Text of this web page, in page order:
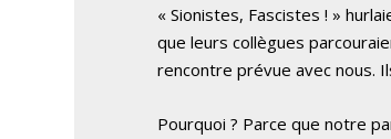
« Sionistes, Fascistes ! »
que leurs collègues
rencontre prévue avec nous.
Pourquoi ? Parce que notre